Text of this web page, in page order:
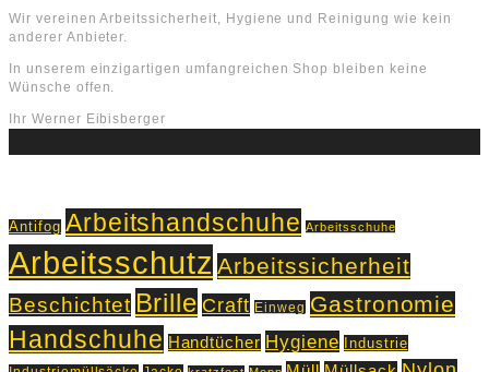
Wir vereinen Arbeitssicherheit, Hygiene und Reinigung wie kein
anderer Anbieter.
In unserem einzigartigen umfangreichen Shop bleiben keine
Wünsche offen.
Ihr Werner Eibisberger
Antifog Arbeitshandschuhe Arbeitsschuhe
Arbeitsschutz Arbeitssicherheit
Beschichtet Brille Craft Einweg Gastronomie
Handschuhe Handtücher Hygiene Industrie